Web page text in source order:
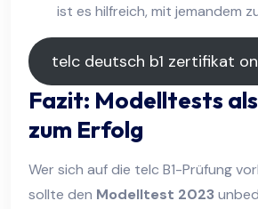
ist es hilfreich, mit jemandem
telc deutsch b1 zertifikat
Fazit: Modelltests als
zum Erfolg
Wer sich auf die telc B1-Prüfung
sollte den Modelltest 2023